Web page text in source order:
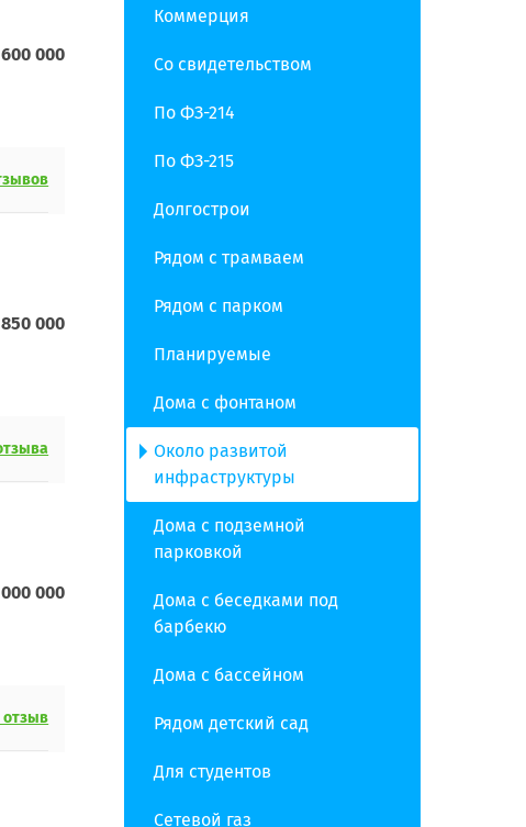
000
000
000
отзыв
Коммерция
Со свидетельством
По ФЗ-214
По ФЗ-215
Долгострои
Рядом с трамваем
Рядом с парком
Планируемые
Дома с фонтаном
Около развитой
инфраструктуры
Дома с подземной
парковкой
Дома с беседками под
барбекю
Дома с бассейном
Рядом детский сад
Для студентов
Сетевой газ